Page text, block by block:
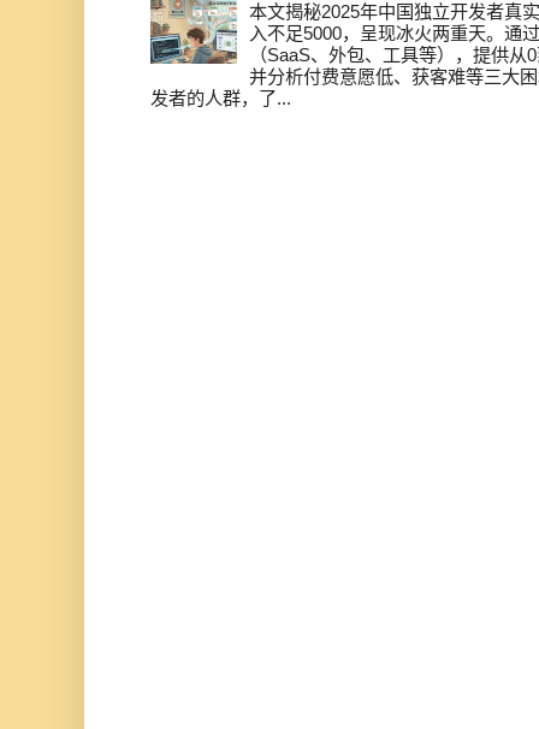
本文揭秘2025年中国独立开发者真
入不足5000，呈现冰火两重天。通
（SaaS、外包、工具等），提供
并分析付费意愿低、获客难等三大
发者的人群，了...